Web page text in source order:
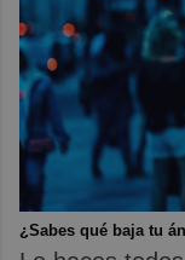
¿Sabes qué baja tu